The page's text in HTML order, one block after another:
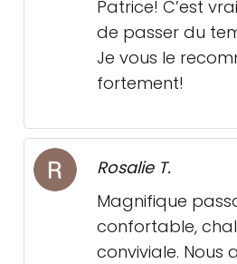
Patrice! C’est
de passer du
Je vous le
fortement!
Rosalie T.
Magnifique
confortable,
conviviale. Nous